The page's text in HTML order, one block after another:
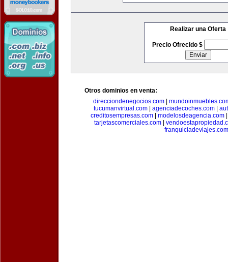
Realizar una Oferta
Precio Ofrecido $
Otros dominios en venta:
direcciondenegocios.com
tucumanvirtual.com| agenciadecoches.com|
creditosempresas.com| modelosdeagencia.com
tarjetascomerciales.com|
franquiciadeviajes.com